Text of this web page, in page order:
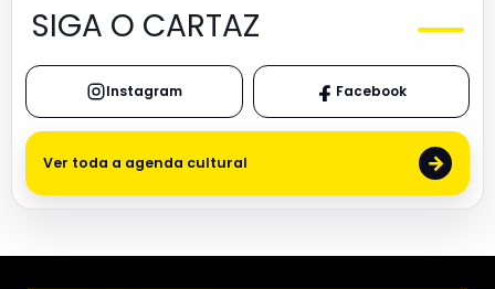
SIGA O CARTAZ
Instagram Facebook
Ver toda a agenda cultural →